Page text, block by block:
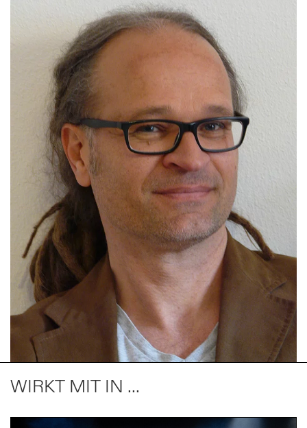
WIRKT MIT IN ...